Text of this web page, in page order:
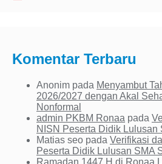
Komentar Terbaru
Anonim pada Menyambut
2026/2027 dengan Akal
Nonformal
admin PKBM Ronaa pada
NISN Peserta Didik Lulusan
Matias seo pada Verifikasi
Peserta Didik Lulusan SMA